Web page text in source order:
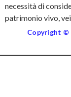
necessità di
patrimonio vivo,
Copyright ©